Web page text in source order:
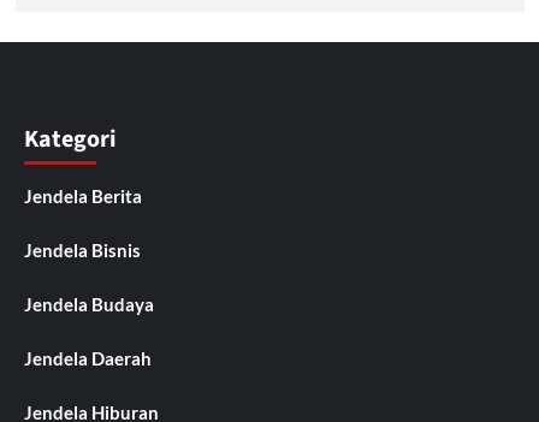
Kategori
Jendela Berita
Jendela Bisnis
Jendela Budaya
Jendela Daerah
Jendela Hiburan